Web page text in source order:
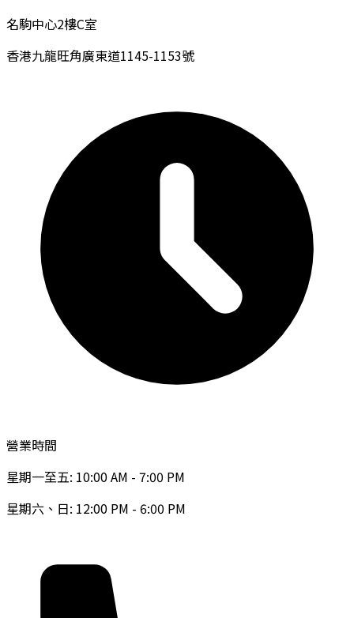
名駒中心2樓C室
香港九龍旺角廣東道1145-1153號
營業時間
星期一至五: 10:00 AM - 7:00 PM
星期六、日: 12:00 PM - 6:00 PM